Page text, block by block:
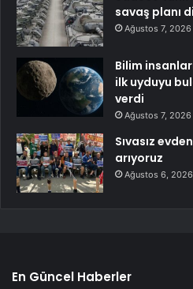
savaş planı
Ağustos 7, 2026
Bilim
ilk uyduyu
verdi
Ağustos 7, 2026
Sıvasız
arıyoruz
Ağustos 6, 2026
En Güncel Haberler